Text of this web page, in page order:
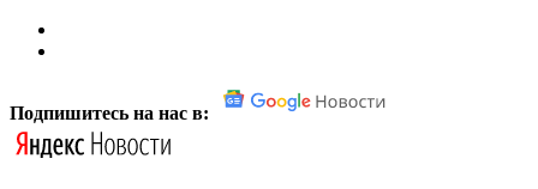
Подпишитесь на нас в: